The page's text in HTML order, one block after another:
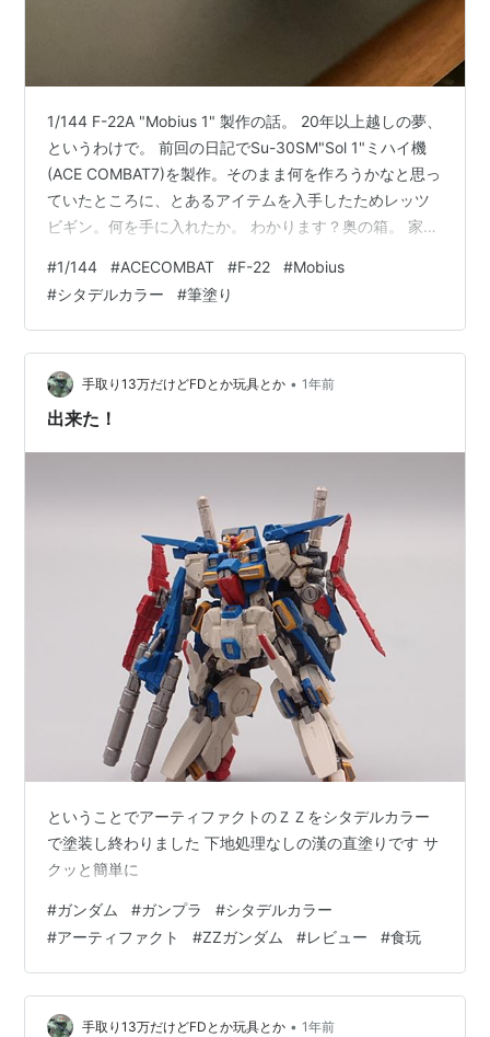
1/144 F-22A "Mobius 1" 製作の話。 20年以上越しの夢、
というわけで。 前回の日記でSu-30SM"Sol 1"ミハイ機
(ACE COMBAT7)を製作。そのまま何を作ろうかなと思っ
ていたところに、とあるアイテムを入手したためレッツ
ビギン。何を手に入れたか。 わかります？奥の箱。 家か
ワのたまごひこーきF-22A「メビウス1」を入手。尾翼の
メビウスマークのためだけに回収するという体たらく。
バカになれ！！ というわけで製作開始。 飛行形態で製作
するので、ウェポンベイなどは全部閉鎖。どんどんサク
サク形にしていく。 そして塗装の…
#1/144 #ACECOMBAT #F-22 #Mobius
#シタデルカラー #筆塗り
手取り13万だけどFDとか玩具とか • 1年前
出来た！
ということでアーティファクトのＺＺをシタデルカラー
で塗装し終わりました 下地処理なしの漢の直塗りです サ
クッと簡単に
#ガンダム #ガンプラ #シタデルカラー
#アーティファクト #ZZガンダム #レビュー #食玩
手取り13万だけどFDとか玩具とか • 1年前